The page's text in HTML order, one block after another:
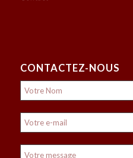
CONTACTEZ-NOUS